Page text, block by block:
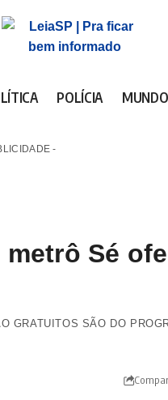
POLÍCIA MUNDO
-
Sé
GRATUITOS SÃO DO